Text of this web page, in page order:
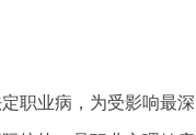
业病，为受影响最